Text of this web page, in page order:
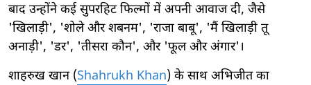
बाद उन्होंने कई सुपरहिट फिल्मों में अपनी आवाज दी, जैसे
'खिलाड़ी', 'शोले और शबनम', 'राजा बाबू', 'मैं खिलाड़ी तू
अनाड़ी', 'डर', 'तीसरा कौन', और 'फूल और अंगार'।
शाहरुख खान (Shahrukh Khan) के साथ अभिजीत का